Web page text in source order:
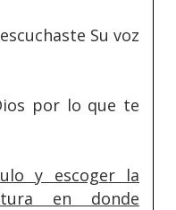
Su voz
por lo que te
y escoger la
en donde